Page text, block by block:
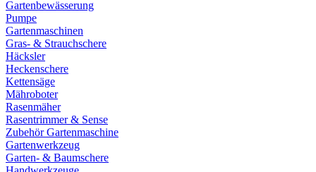
Gartenbewässerung
Pumpe
Gartenmaschinen
Gras- & Strauchschere
Häcksler
Heckenschere
Kettensäge
Mähroboter
Rasenmäher
Rasentrimmer & Sense
Zubehör Gartenmaschine
Gartenwerkzeug
Garten- & Baumschere